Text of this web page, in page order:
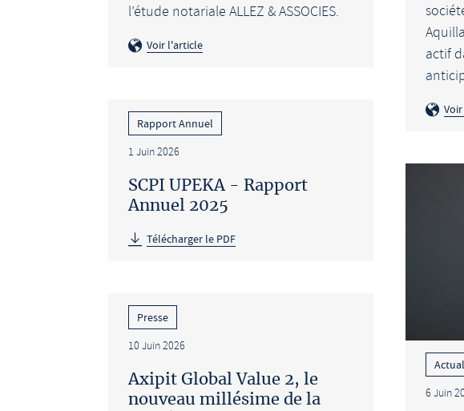
l’étude notariale ALLEZ & ASSOCIES.
Voir l'article
Rapport Annuel
1 Juin 2026
SCPI UPEKA - Rapport
Annuel 2025
Télécharger le PDF
actif
Presse
10 Juin 2026
Axipit Global Value 2, le
nouveau millésime de la
6 Juin